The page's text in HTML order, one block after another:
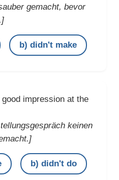
gemacht, bevor
b) didn't make
good impression at the
keinen
b) didn't do